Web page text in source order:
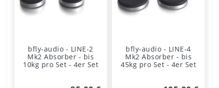
bfly-audio - LINE-2
Mk2 Absorber - bis
10kg pro Set - 4er Set
bfly-audio - LINE-4
Mk2 Absorber - bis
45kg pro Set - 4er Set